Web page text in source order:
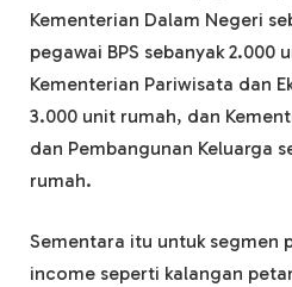
Kementerian Dalam Negeri
pegawai BPS sebanyak 2.000
Kementerian Pariwisata dan
3.000 unit rumah, dan
dan Pembangunan Keluarga
rumah.
Sementara itu untuk segmen
income seperti kalangan